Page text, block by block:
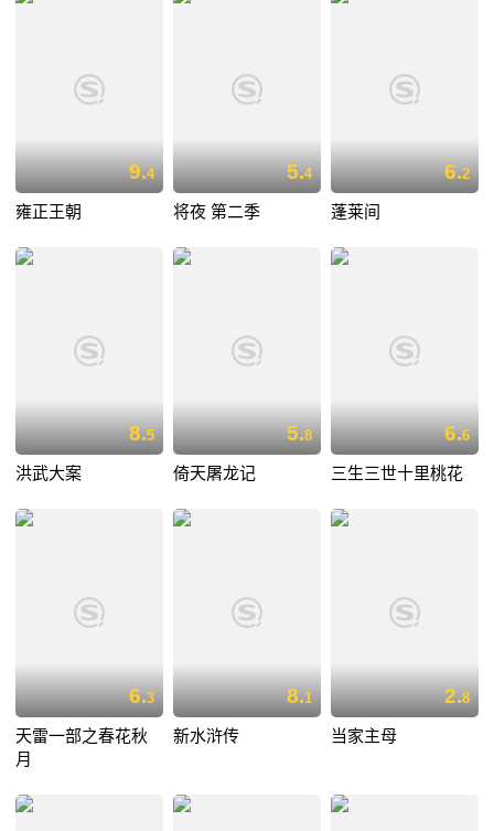
9.4
雍正王朝
5.4
将夜 第二季
6.2
蓬莱间
8.5
洪武大案
5.8
倚天屠龙记
6.6
三生三世十里桃花
6.3
天雷一部之春花秋
月
8.1
新水浒传
2.8
当家主母